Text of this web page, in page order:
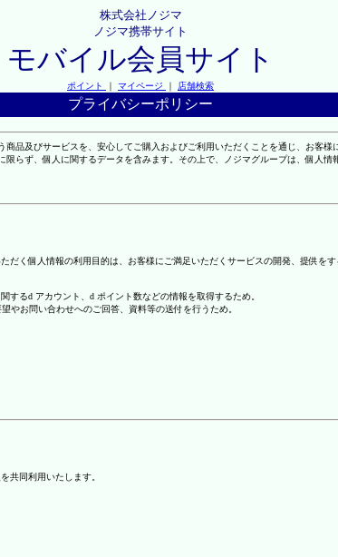
株式会社ノジマ
ノジマ携帯サイト
モバイル会員サイト
ポイント ｜ マイページ ｜ 店舗検索
プライバシーポリシー
品及びサービスを、安心してご購入およびご利用いただくことを通じ、お客
らず、個人に関するデータを含みます。その上で、ノジマグループは、個人
く個人情報の利用目的は、お客様にご満足いただくサービスの開発、提供を
るd アカウント、d ポイント数などの情報を取得するため。
やお問い合わせへのご回答、資料等の送付を行うため。
共同利用いたします。